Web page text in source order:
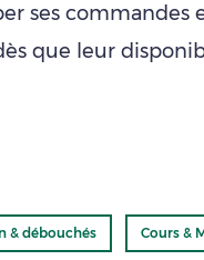
ses commandes
que leur
& débouchés Cours &